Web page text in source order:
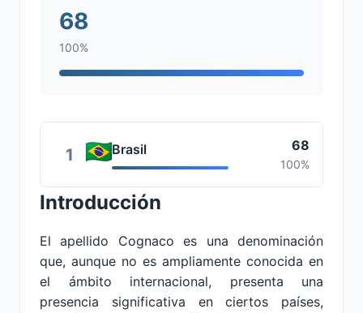
68
100%
1 Brasil 68
100%
Introducción
El apellido Cognaco es una denominación
que, aunque no es ampliamente conocida en
el ámbito internacional, presenta una
presencia significativa en ciertos países,